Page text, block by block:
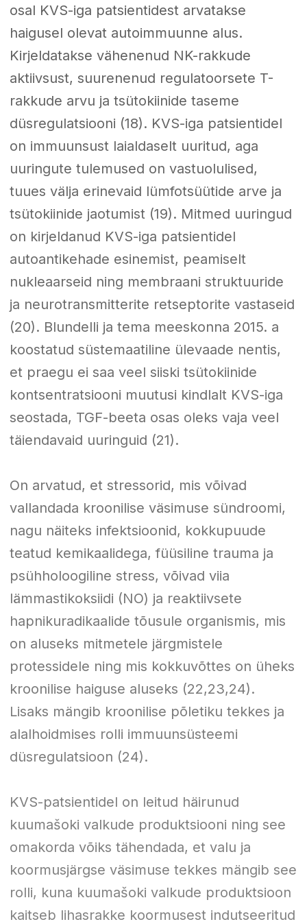
osal KVS-iga patsientidest arvatakse
haigusel olevat autoimmuunne alus.
Kirjeldatakse vähenenud NK-rakkude
aktiivsust, suurenenud regulatoorsete T-
rakkude arvu ja tsütokiinide taseme
düsregulatsiooni (18). KVS-iga patsientidel
on immuunsust laialdaselt uuritud, aga
uuringute tulemused on vastuolulised,
tuues välja erinevaid lümfotsüütide arve ja
tsütokiinide jaotumist (19). Mitmed uuringud
on kirjeldanud KVS-iga patsientidel
autoantikehade esinemist, peamiselt
nukleaarseid ning membraani struktuuride
ja neurotransmitterite retseptorite vastaseid
(20). Blundelli ja tema meeskonna 2015. a
koostatud süstemaatiline ülevaade nentis,
et praegu ei saa veel siiski tsütokiinide
kontsentratsiooni muutusi kindlalt KVS-iga
seostada, TGF-beeta osas oleks vaja veel
täiendavaid uuringuid (21).
On arvatud, et stressorid, mis võivad
vallandada kroonilise väsimuse sündroomi,
nagu näiteks infektsioonid, kokkupuude
teatud kemikaalidega, füüsiline trauma ja
psühholoogiline stress, võivad viia
lämmastikoksiidi (NO) ja reaktiivsete
hapnikuradikaalide tõusule organismis, mis
on aluseks mitmetele järgmistele
protessidele ning mis kokkuvõttes on üheks
kroonilise haiguse aluseks (22,23,24).
Lisaks mängib kroonilise põletiku tekkes ja
alalhoidmises rolli immuunsüsteemi
düsregulatsioon (24).
KVS-patsientidel on leitud häirunud
kuumašoki valkude produktsiooni ning see
omakorda võiks tähendada, et valu ja
koormusjärgse väsimuse tekkes mängib see
rolli, kuna kuumašoki valkude produktsioon
kaitseb lihasrakke koormusest indutseeritud